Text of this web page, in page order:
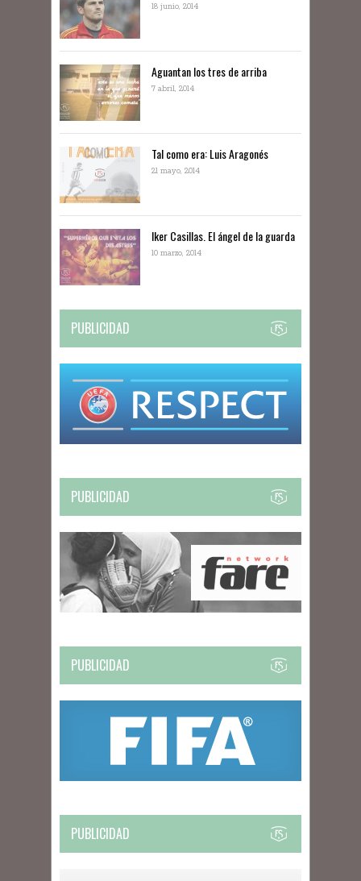
18 junio, 2014
Aguantan los tres de arriba
7 abril, 2014
Tal como era: Luis Aragonés
21 mayo, 2014
Iker Casillas. El ángel de la guarda
10 marzo, 2014
PUBLICIDAD
PUBLICIDAD
PUBLICIDAD
PUBLICIDAD